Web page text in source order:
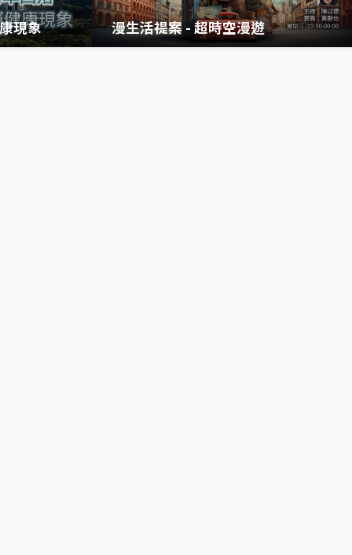
現象 漫生活禔案 - 超時空漫遊